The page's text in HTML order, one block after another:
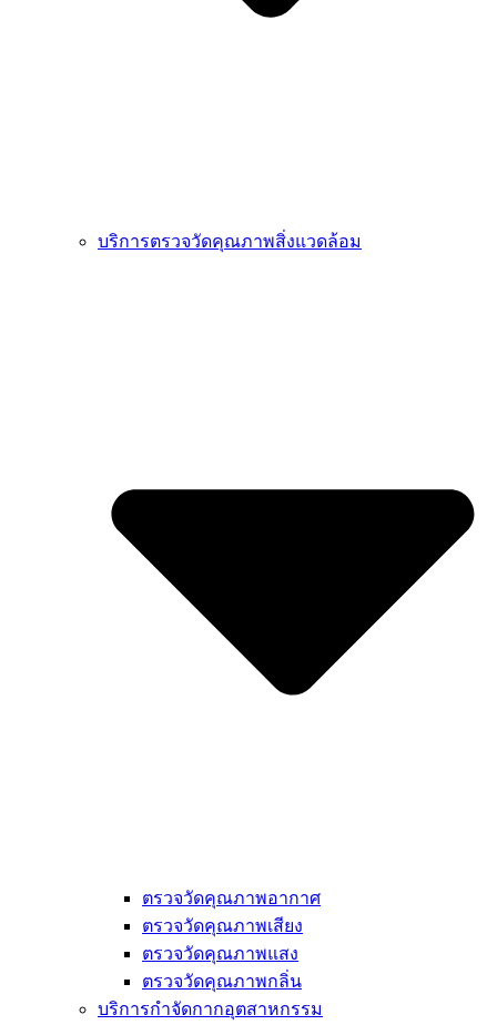
บริการตรวจวัดคุณภาพสิ่งแวดล้อม
ตรวจวัดคุณภาพอากาศ
ตรวจวัดคุณภาพเสียง
ตรวจวัดคุณภาพแสง
ตรวจวัดคุณภาพกลิ่น
บริการกำจัดกากอุตสาหกรรม